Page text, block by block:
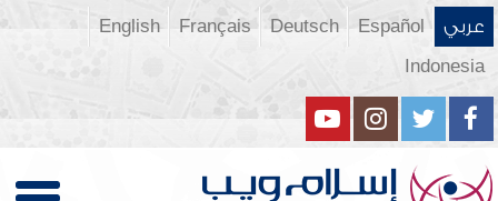
عربي Español
Deutsch
Français
English
Indonesia